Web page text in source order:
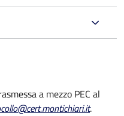
a mezzo PEC al
.